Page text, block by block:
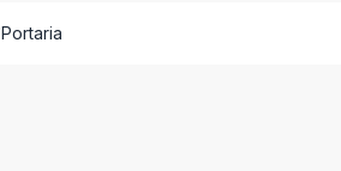
Portaria